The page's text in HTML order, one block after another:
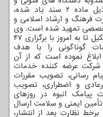
دارای مسئولیت، ابلاغ شود و ذیل ماده ۲ سند یاد شده،
فرهنگ و ارشاد اسلامی و
و تخصصی تمهید شده است. وی
ادامه داد: این کارگروه از زمان تشکیل تا به امروز با برگزاری ۴۷
گوناگونی را با هدف
نموده است که از آن
میتوان صدور مجوز به ۱۶ شرکت عرضه کننده خدمات
رسانی، تصویب مقررات
و اضطراری، تصویب
پیامک انبوه در روزهای
ایمنی و سلامت ارسال
برخط نظارت بعد از انتشار،